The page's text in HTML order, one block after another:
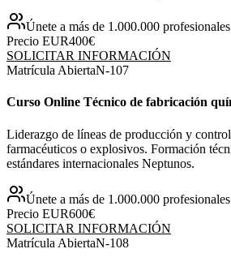
Únete a más de 1.000.000
Precio EUR400€
SOLICITAR INFORMACIÓN
Matrícula AbiertaN-107
Curso Online Técnico de fabricación
Liderazgo de líneas de producción y
farmacéuticos o explosivos. Formación
estándares internacionales Neptunos.
Únete a más de 1.000.000
Precio EUR600€
SOLICITAR INFORMACIÓN
Matrícula AbiertaN-108